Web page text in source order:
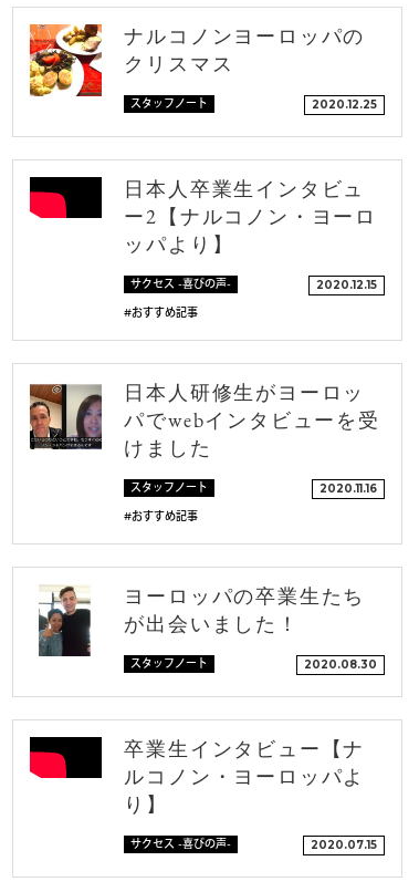
ナルコノンヨーロッパの
クリスマス
スタッフノート 2020.12.25
日本人卒業生インタビュ
ー2【ナルコノン・ヨーロ
ッパより】
サクセス -喜びの声-
#おすすめ記事
2020.12.15
日本人研修生がヨーロッ
パでwebインタビューを受
けました
スタッフノート
#おすすめ記事
2020.11.16
ヨーロッパの卒業生たち
が出会いました！
スタッフノート 2020.08.30
卒業生インタビュー【ナ
ルコノン・ヨーロッパよ
り】
サクセス -喜びの声- 2020.07.15